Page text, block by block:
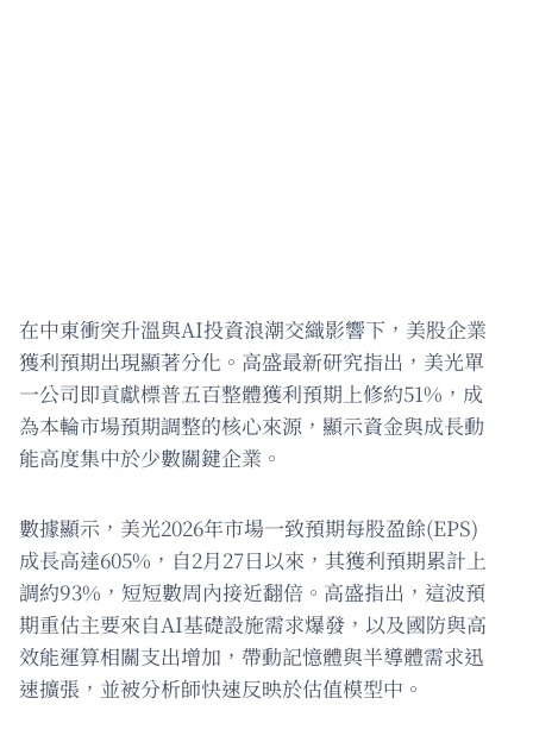
在中東衝突升溫與AI投資浪潮交織影響下，美股企業
獲利預期出現顯著分化。高盛最新研究指出，美光單
一公司即貢獻標普五百整體獲利預期上修約51%，成
為本輪市場預期調整的核心來源，顯示資金與成長動
能高度集中於少數關鍵企業。
數據顯示，美光2026年市場一致預期每股盈餘(EPS)
成長高達605%，自2月27日以來，其獲利預期累計上
調約93%，短短數周內接近翻倍。高盛指出，這波預
期重估主要來自AI基礎設施需求爆發，以及國防與高
效能運算相關支出增加，帶動記憶體與半導體需求迅
速擴張，並被分析師快速反映於估值模型中。